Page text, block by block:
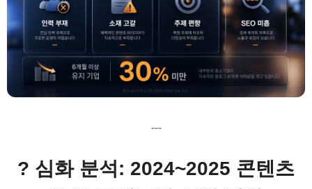
---
?️ 심화 분석: 2024~2025 콘텐츠